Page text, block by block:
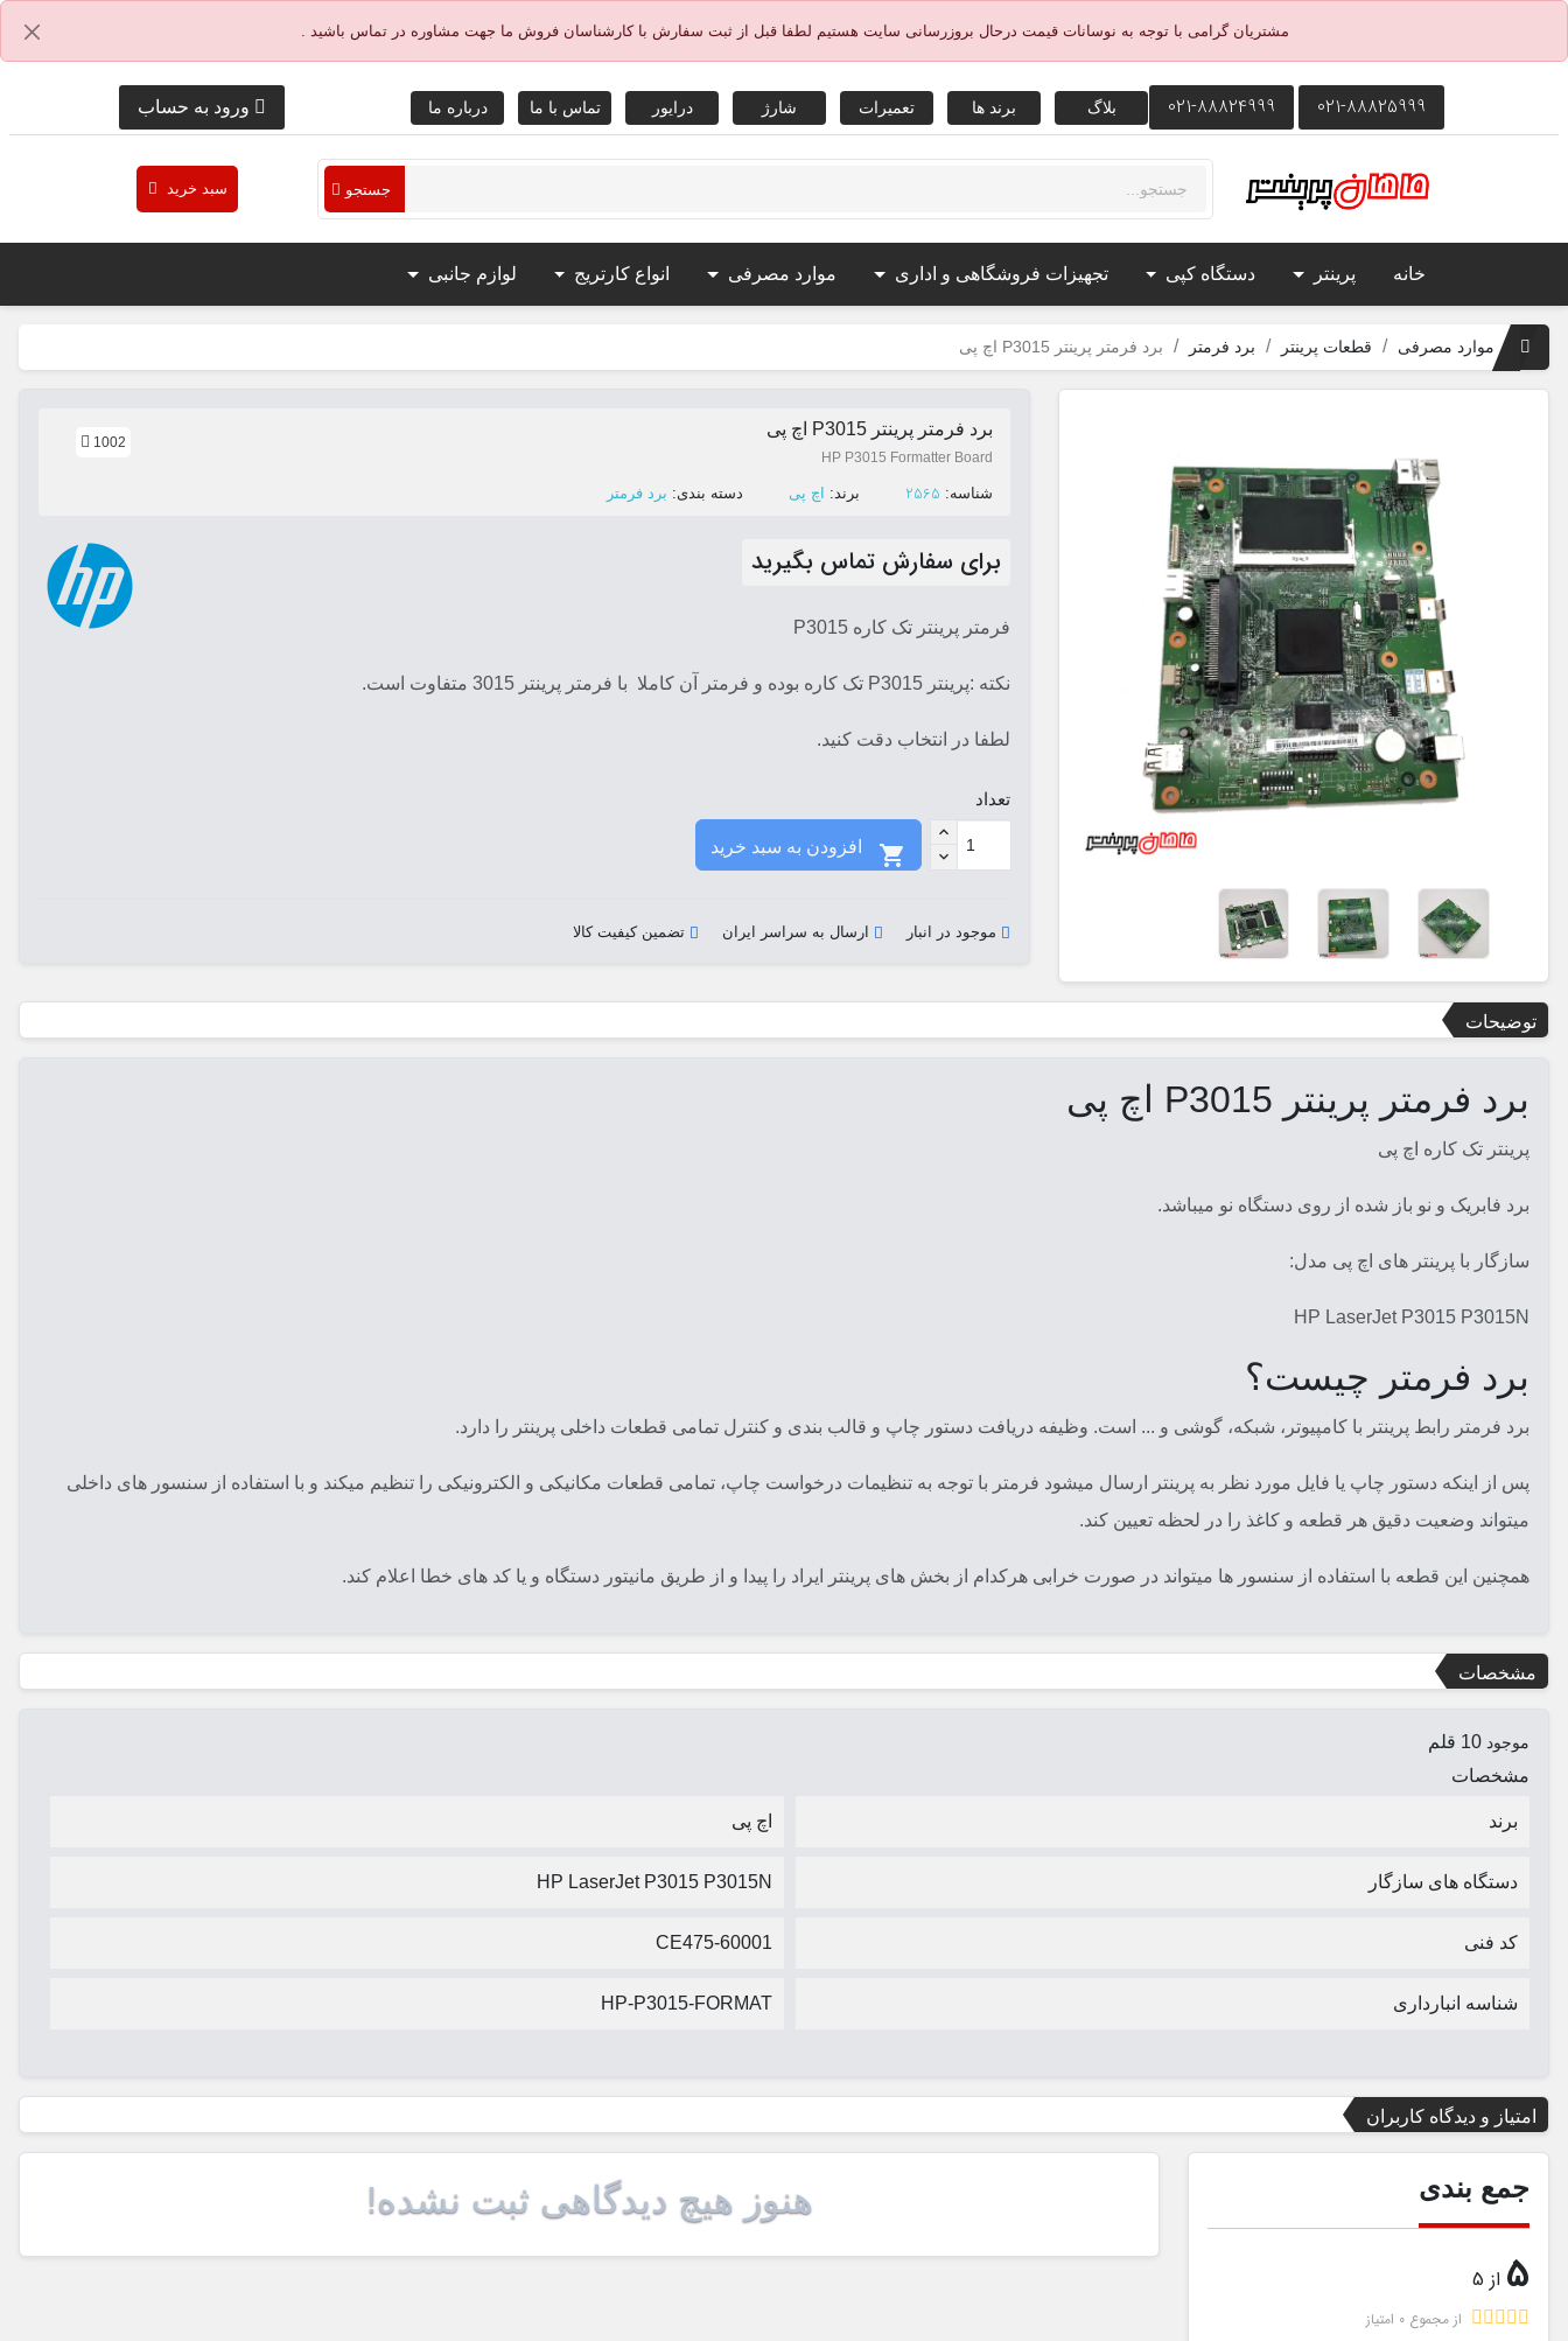
مشتریان گرامی با توجه به نوسانات قیمت درحال بروزرسانی سایت هستیم لطفا قبل از ثبت سفارش با کارشناسان فروش ما جهت مشاوره در تماس باشید .
021-88825999
021-88824999 بلاگ برند ها تعمیرات شارژ درایور تماس با ما درباره ما ورود به حساب
جستجو سبد خرید
خانه پرینتر دستگاه کپی تجهیزات فروشگاهی و اداری موارد مصرفی انواع کارتریج لوازم جانبی
موارد مصرفی قطعات پرینتر برد فرمتر برد فرمتر پرینتر P3015 اچ پی
برد فرمتر پرینتر P3015 اچ پی
HP P3015 Formatter Board
1002
ﺷﻨﺎﺳﻪ: 2565 ﺑﺮﻧﺪ: اچ پی ﺩﺳﺘﻪ ﺑﻨﺪی: برد فرمتر
برای سفارش تماس بگیرید
فرمتر پرینتر تک کاره P3015
نکته :پرینتر P3015 تک کاره بوده و فرمتر آن کاملا با فرمتر پرینتر 3015 متفاوت است.
لطفا در انتخاب دقت کنید.
تعداد

موجود در انبار ارسال به سراسر ایران تضمین کیفیت کالا
توضیحات
برد فرمتر پرینتر P3015 اچ پی
پرینتر تک کاره اچ پی
برد فابریک و نو باز شده از روی دستگاه نو میباشد.
سازگار با پرینتر های اچ پی مدل:
HP LaserJet P3015 P3015N
برد فرمتر چیست؟
برد فرمتر رابط پرینتر با کامپیوتر، شبکه، گوشی و ... است. وظیفه دریافت دستور چاپ و قالب بندی و کنترل تمامی قطعات داخلی پرینتر را دارد.
پس از اینکه دستور چاپ یا فایل مورد نظر به پرینتر ارسال میشود فرمتر با توجه به تنظیمات درخواست چاپ، تمامی قطعات مکانیکی و الکترونیکی را تنظیم میکند و با استفاده از سنسور های داخلی
میتواند وضعیت دقیق هر قطعه و کاغذ را در لحظه تعیین کند.
همچنین این قطعه با استفاده از سنسور ها میتواند در صورت خرابی هرکدام از بخش های پرینتر ایراد را پیدا و از طریق مانیتور دستگاه و یا کد های خطا اعلام کند.
مشخصات
موجود 10 قلم
مشخصات
برند اچ پی
دستگاه های سازگار HP LaserJet P3015 P3015N
کد فنی CE475-60001
شناسه انبارداری HP-P3015-FORMAT
امتیاز و دیدگاه کاربران
جمع بندی
5 از 5
از مجموع 0 امتیاز
هنوز هیچ دیدگاهی ثبت نشده!